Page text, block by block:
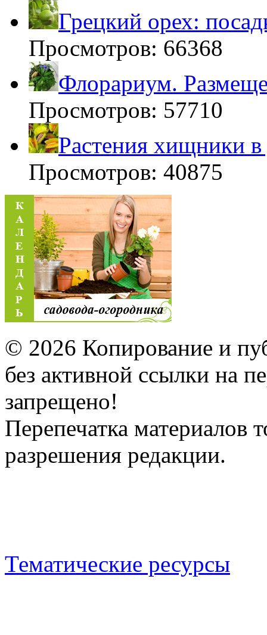
Грецкий орех:
Просмотров: 66368
Флорариум.
Просмотров: 57710
Растения хищники
Просмотров: 40875
© 2026 Копирование и
без активной ссылки на
запрещено!
Перепечатка материалов
разрешения редакции.
Тематические ресурсы